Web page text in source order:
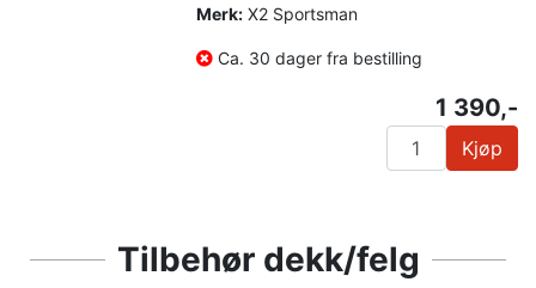
Merk: X2 Sportsman
Ca. 30 dager fra bestilling
1 390,-
Kjøp
Tilbehør dekk/felg